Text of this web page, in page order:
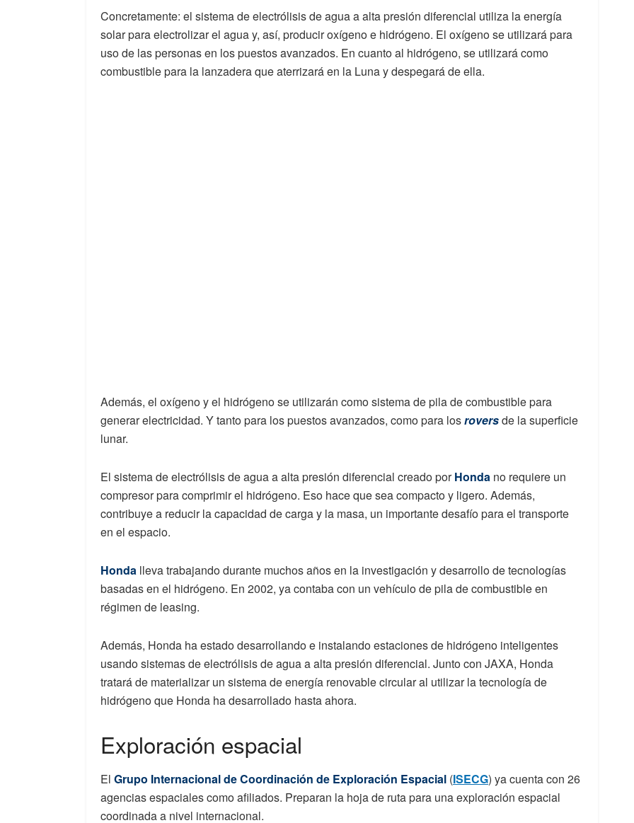
Concretamente: el sistema de electrólisis de agua a alta presión diferencial utiliza la energía
solar para electrolizar el agua y, así, producir oxígeno e hidrógeno. El oxígeno se utilizará para
uso de las personas en los puestos avanzados. En cuanto al hidrógeno, se utilizará como
combustible para la lanzadera que aterrizará en la Luna y despegará de ella.
Además, el oxígeno y el hidrógeno se utilizarán como sistema de pila de combustible para
generar electricidad. Y tanto para los puestos avanzados, como para losroversde la superficie
lunar.
El sistema de electrólisis de agua a alta presión diferencial creado porHonda no requiere un
compresor para comprimir el hidrógeno. Eso hace que sea compacto y ligero. Además,
contribuye a reducir la capacidad de carga y la masa, un importante desafío para el transporte
en el espacio.
Honda lleva trabajando durante muchos años en la investigación y desarrollo de tecnologías
basadas en el hidrógeno. En 2002, ya contaba con un vehículo de pila de combustible en
régimen de leasing.
Además, Honda ha estado desarrollando e instalando estaciones de hidrógeno inteligentes
usando sistemas de electrólisis de agua a alta presión diferencial. Junto con JAXA, Honda
tratará de materializar un sistema de energía renovable circular al utilizar la tecnología de
hidrógeno que Honda ha desarrollado hasta ahora.
Exploración espacial
El Grupo Internacional de Coordinación de Exploración Espacial (ISECG) ya cuenta con 26
agencias espaciales como afiliados. Preparan la hoja de ruta para una exploración espacial
coordinada a nivel internacional.